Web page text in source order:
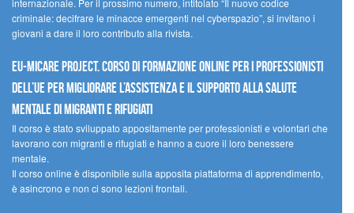
internazionale. Per il prossimo numero, intitolato “Il nuovo codice
criminale: decifrare le minacce emergenti nel cyberspazio”, si invitano i
giovani a dare il loro contributo alla rivista.
EU-MiCare Project. Corso di formazione online per i professionisti
dell’UE per migliorare l’assistenza e il supporto alla salute
mentale di migranti e rifugiati
Il corso è stato sviluppato appositamente per professionisti e volontari che
lavorano con migranti e rifugiati e hanno a cuore il loro benessere
mentale.
Il corso online è disponibile sulla apposita piattaforma di apprendimento,
è asincrono e non ci sono lezioni frontali.